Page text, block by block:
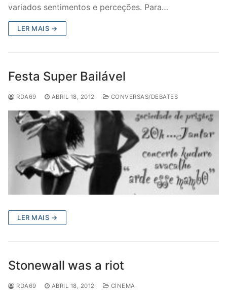
variados sentimentos e perceções. Para…
LER MAIS →
Festa Super Bailável
RDA69 ABRIL 18, 2012 CONVERSAS/DEBATES
LER MAIS →
Stonewall was a riot
RDA69 ABRIL 18, 2012 CINEMA